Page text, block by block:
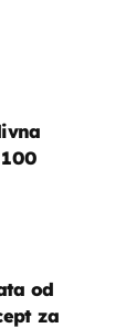
od
za